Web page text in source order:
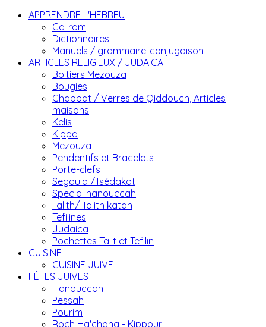
APPRENDRE L'HEBREU
Cd-rom
Dictionnaires
Manuels / grammaire-conjugaison
ARTICLES RELIGIEUX / JUDAICA
Boitiers Mezouza
Bougies
Chabbat / Verres de Qiddouch, Articles
maisons
Kelis
Kippa
Mezouza
Pendentifs et Bracelets
Porte-clefs
Segoula /Tsédakot
Special hanouccah
Talith/ Talith katan
Tefilines
Judaica
Pochettes Talit et Tefilin
CUISINE
CUISINE JUIVE
FÊTES JUIVES
Hanouccah
Pessah
Pourim
Roch Ha'chana - Kippour